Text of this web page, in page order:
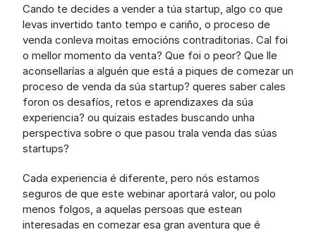
Cando te decides a vender a túa startup, algo co que
levas invertido tanto tempo e cariño, o proceso de
venda conleva moitas emocións contraditorias. Cal foi
o mellor momento da venta? Que foi o peor? Que lle
aconsellarías a alguén que está a piques de comezar un
proceso de venda da súa startup? queres saber cales
foron os desafíos, retos e aprendizaxes da súa
experiencia? ou quizais estades buscando unha
perspectiva sobre o que pasou trala venda das súas
startups?
Cada experiencia é diferente, pero nós estamos
seguros de que este webinar aportará valor, ou polo
menos folgos, a aquelas persoas que estean
interesadas en comezar esa gran aventura que é